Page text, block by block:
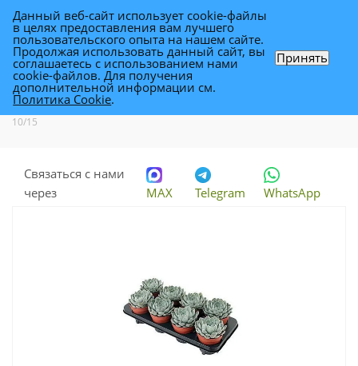
Эхеверия Гранд Кинза 10/15
Каталог - Растения -
10/15
Связаться с нами
через
MAX Telegram WhatsApp
Данный веб-сайт использует cookie-файлы
в целях предоставления вам лучшего
пользовательского опыта на нашем сайте.
Продолжая использовать данный сайт, вы
соглашаетесь с использованием нами
cookie-файлов. Для получения
дополнительной информации см.
Политика Cookie.
Принять